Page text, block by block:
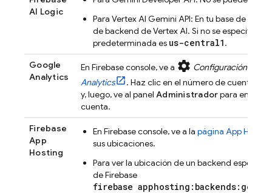
AI Logic
Para Vertex AI Gemini API: En tu base de
de backend deVertex AI. Si no se especifica
predeterminada es us-central1.
Google
Analytics
En Firebaseconsole, ve a settings Configuración del
Analytics
. Haz clic en el número de cuenta
y, luego, ve al panel Administradorpara
cuenta.
Firebase
App
Hosting
En Firebaseconsole, ve a la página App Hosting
sus ubicaciones.
Para ver la ubicación de un backend
deFirebase
firebase apphosting:backends:get